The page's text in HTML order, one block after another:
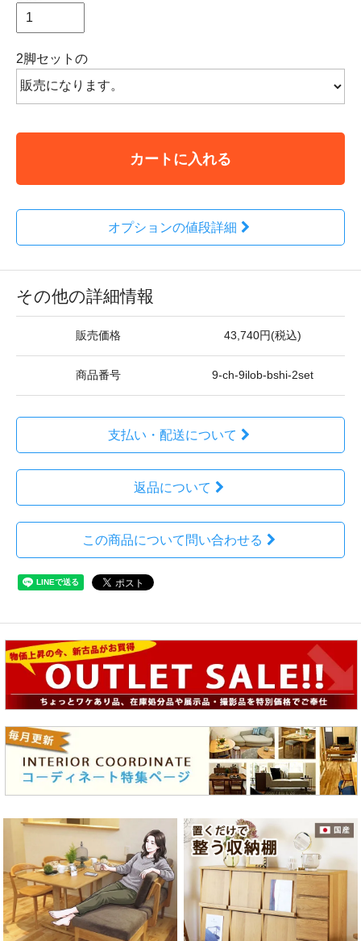
2脚セットの
カートに入れる
オプションの値段詳細
その他の詳細情報
販売価格 43,740円(税込)
商品番号 9-ch-9ilob-bshi-2set
支払い・配送について
返品について
この商品について問い合わせる